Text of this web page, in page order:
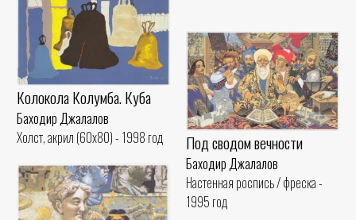
Колокола Колумба. Куба
Баходир Джалалов
Холст, акрил (60x80) - 1998 год
Под сводом вечности
Баходир Джалалов
Настенная роспись / фреска -
1995 год